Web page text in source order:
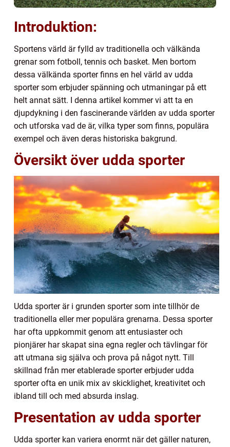
Introduktion:
Sportens värld är fylld av traditionella och välkända
grenar som fotboll, tennis och basket. Men bortom
dessa välkända sporter finns en hel värld av udda
sporter som erbjuder spänning och utmaningar på ett
helt annat sätt. I denna artikel kommer vi att ta en
djupdykning i den fascinerande världen av udda sporter
och utforska vad de är, vilka typer som finns, populära
exempel och även deras historiska bakgrund.
Översikt över udda sporter
Udda sporter är i grunden sporter som inte tillhör de
traditionella eller mer populära grenarna. Dessa sporter
har ofta uppkommit genom att entusiaster och
pionjärer har skapat sina egna regler och tävlingar för
att utmana sig själva och prova på något nytt. Till
skillnad från mer etablerade sporter erbjuder udda
sporter ofta en unik mix av skicklighet, kreativitet och
ibland till och med absurda inslag.
Presentation av udda sporter
Udda sporter kan variera enormt när det gäller naturen,